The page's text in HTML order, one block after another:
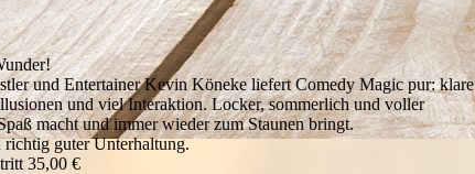
und Entertainer Kevin Köneke liefert Comedy Magic pur: klare
und viel Interaktion. Locker, sommerlich und voller
macht und immer wieder zum Staunen bringt.
guter Unterhaltung.
35,00 €